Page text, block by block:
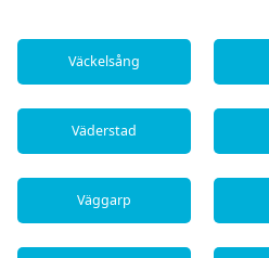
Väckelsång
Väderstad
Väggarp